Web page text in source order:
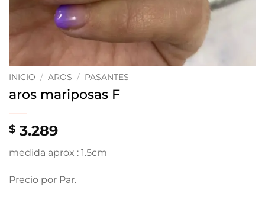
INICIO / AROS / PASANTES
aros mariposas F
$ 3.289
medida aprox : 1.5cm
Precio por Par.